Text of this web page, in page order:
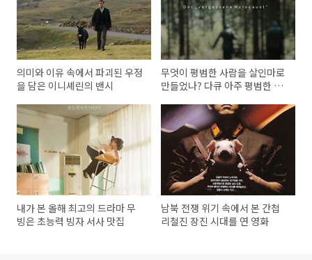
의미와 이유 속에서 파괴된 우정
을 담은 이니셰린의 밴시
무엇이 평범한 사람을 살인마로
만들었나? 다큐 아주 평범한 사
내가 본 올해 최고의 드라마 무
빙은 초능력 빙자 서사 맛집
남북 전쟁 위기 속에서 본 간첩
리철진 장진 시대를 연 영화